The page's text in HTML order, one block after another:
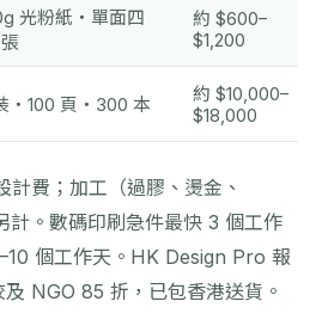
光粉紙・單面四
約 $600–
$1,200
・100 頁・300 本
約 $10,000–
$18,000
費；加工（過膠、燙金、
計。數碼印刷急件最快 3 個工作
個工作天。HK Design Pro 報
NGO 85 折，已包香港送貨。